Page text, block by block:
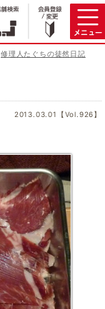
修理人たぐちの徒然日記
2013.03.01【Vol.926】